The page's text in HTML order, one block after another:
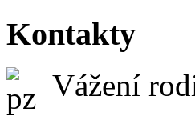
Kontakty
Vážení